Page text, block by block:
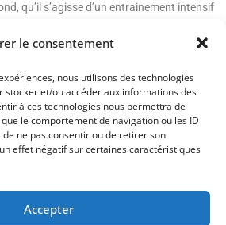
le consentement
nous utilisons des technologies
stocker et/ou accéder aux informations des
à ces technologies nous permettra de
le comportement de navigation ou les ID
de ne pas consentir ou de retirer son
effet négatif sur certaines caractéristiques
Accepter
qu’il s’agisse d’un entrainement intensif
pour des marques renommées qui
même après des heures
.
pour
nage
avec des accessoires essentiels tels que